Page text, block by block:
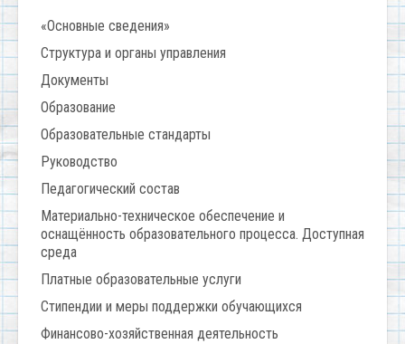
«Основные сведения»
Структура и органы управления
Документы
Образование
Образовательные стандарты
Руководство
Педагогический состав
Материально-техническое обеспечение и
оснащённость образовательного процесса. Доступная
среда
Платные образовательные услуги
Стипендии и меры поддержки обучающихся
Финансово-хозяйственная деятельность